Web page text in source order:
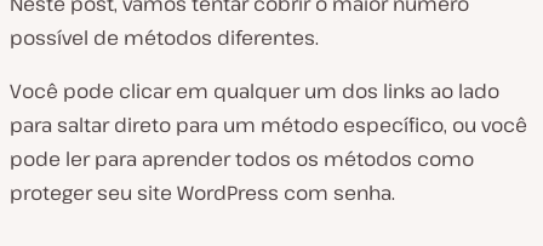
possível de métodos diferentes.
Você pode clicar em qualquer um dos links ao lado
para saltar direto para um método específico, ou você
pode ler para aprender todos os métodos como
proteger seu site WordPress com senha.